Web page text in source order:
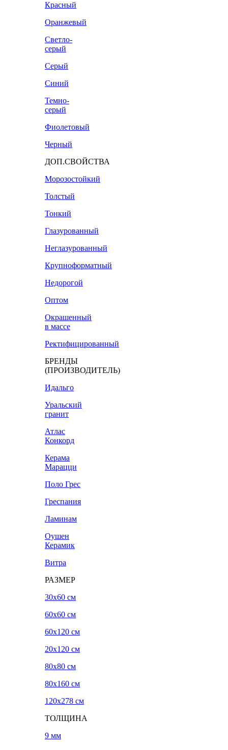
Красный
Оранжевый
Светло-
серый
Серый
Синий
Темно-
серый
Фиолетовый
Черный
ДОП.СВОЙСТВА
Морозостойкий
Толстый
Тонкий
Глазурованный
Неглазурованный
Крупноформатный
Недорогой
Оптом
Окрашенный
в массе
Ректифицированный
БРЕНДЫ
(ПРОИЗВОДИТЕЛЬ)
Идальго
Уральский
гранит
Атлас
Конкорд
Керама
Марацци
Поло Грес
Греспания
Ламинам
Оушен
Керамик
Витра
РАЗМЕР
30x60 см
60x60 см
60x120 см
20х120 см
80x80 см
80x160 см
120х278 см
ТОЛЩИНА
9 мм